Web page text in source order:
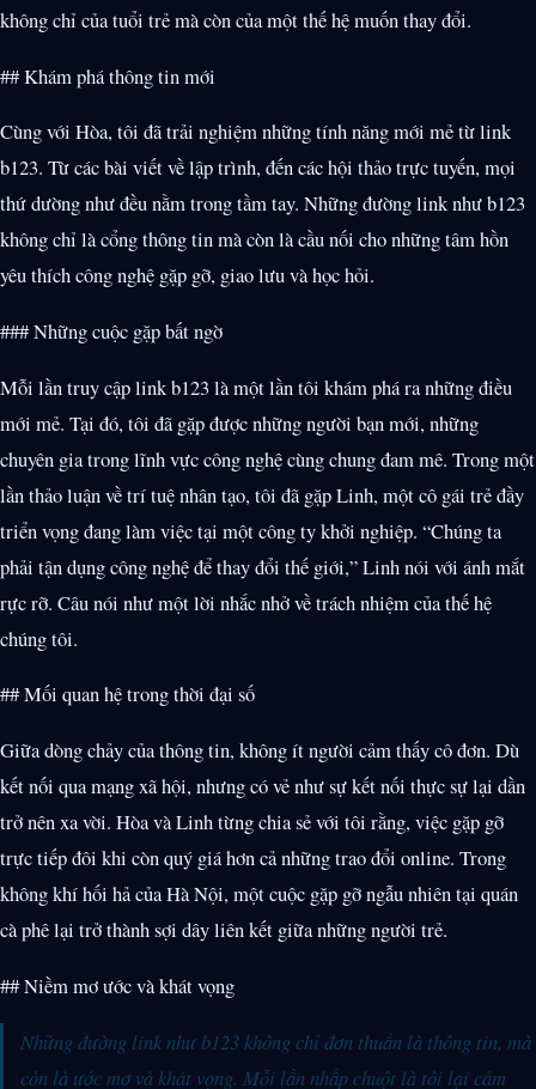
không chỉ của tuổi trẻ mà còn của một thế hệ muốn thay đổi.
## Khám phá thông tin mới
Cùng với Hòa, tôi đã trải nghiệm những tính năng mới mẻ từ link
b123. Từ các bài viết về lập trình, đến các hội thảo trực tuyến, mọi
thứ dường như đều nằm trong tầm tay. Những đường link như b123
không chỉ là cổng thông tin mà còn là cầu nối cho những tâm hồn
yêu thích công nghệ gặp gỡ, giao lưu và học hỏi.
### Những cuộc gặp bất ngờ
Mỗi lần truy cập link b123 là một lần tôi khám phá ra những điều
mới mẻ. Tại đó, tôi đã gặp được những người bạn mới, những
chuyên gia trong lĩnh vực công nghệ cùng chung đam mê. Trong một
lần thảo luận về trí tuệ nhân tạo, tôi đã gặp Linh, một cô gái trẻ đầy
triển vọng đang làm việc tại một công ty khởi nghiệp. “Chúng ta
phải tận dụng công nghệ để thay đổi thế giới,” Linh nói với ánh mắt
rực rỡ. Câu nói như một lời nhắc nhở về trách nhiệm của thế hệ
chúng tôi.
## Mối quan hệ trong thời đại số
Giữa dòng chảy của thông tin, không ít người cảm thấy cô đơn. Dù
kết nối qua mạng xã hội, nhưng có vẻ như sự kết nối thực sự lại dần
trở nên xa vời. Hòa và Linh từng chia sẻ với tôi rằng, việc gặp gỡ
trực tiếp đôi khi còn quý giá hơn cả những trao đổi online. Trong
không khí hối hả của Hà Nội, một cuộc gặp gỡ ngẫu nhiên tại quán
cà phê lại trở thành sợi dây liên kết giữa những người trẻ.
## Niềm mơ ước và khát vọng
Những đường link như b123 không chỉ đơn thuần là thông tin, mà
còn là ước mơ và khát vọng. Mỗi lần nhấp chuột là tôi lại cảm